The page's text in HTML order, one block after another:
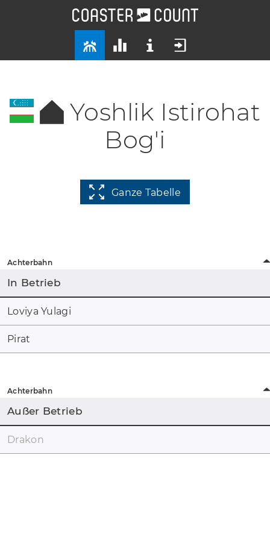
Yoshlik Istirohat
Bog'i
Ganze Tabelle
Achterbahn
In Betrieb
Loviya Yulagi
Pirat
Achterbahn
Außer Betrieb
Drakon